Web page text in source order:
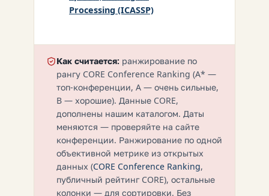
Processing (ICASSP)
Как считается: ранжирование по
рангу CORE Conference Ranking (A* —
топ-конференции, A — очень сильные,
B — хорошие). Данные CORE,
дополнены нашим каталогом. Даты
меняются — проверяйте на сайте
конференции. Ранжирование по одной
объективной метрике из открытых
данных (CORE Conference Ranking,
публичный рейтинг CORE), остальные
колонки — для сортировки. Без